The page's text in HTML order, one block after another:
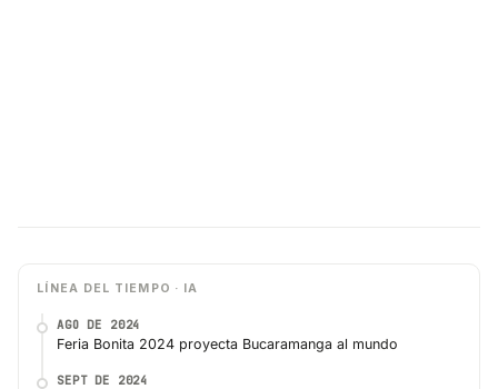
LÍNEA DEL TIEMPO · IA
AGO DE 2024
Feria Bonita 2024 proyecta Bucaramanga al mundo
SEPT DE 2024